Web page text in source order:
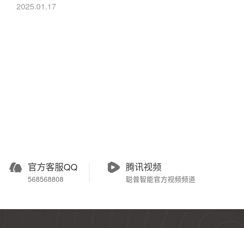
2025.01.17
官方客服QQ
568568808
腾讯视频
聪普智能官方视频频道